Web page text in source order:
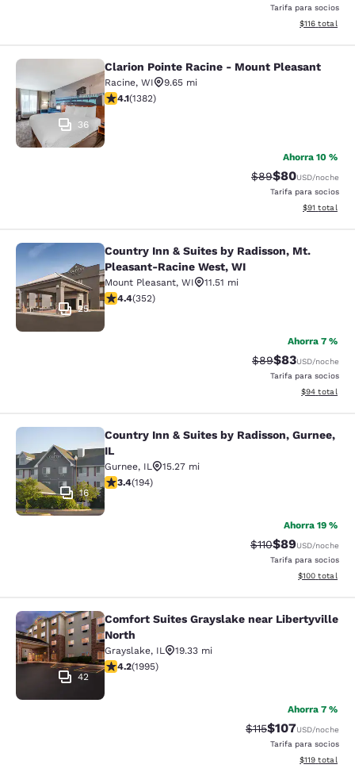
Tarifa para socios
Ver detalles
$116 total
Clarion Pointe Racine - Mount
36
Clarion Pointe Racine - Mount Pleasant
Racine, WI
9.65 mi
calificación de 4.1 estrellas. Muy bueno. 1382 reseñas
4.1(1382)
Ahorra 10 %
Precio tachado:
$89Precio con
$80USD/noche
Tarifa para socios
Ver detalles
$91 total
Country Inn & Suites by Radisson,
25
Country Inn & Suites by Radisson, Mt.
Pleasant-Racine West, WI
Mount Pleasant, WI
11.51 mi
calificación de 4.37 estrellas. Excelente. 352 reseñas
4.4(352)
Ahorra 7 %
Precio tachado:
$89Precio con
$83USD/noche
Tarifa para socios
Ver detalles
$94 total
Country Inn & Suites by Radisson,
16
Country Inn & Suites by Radisson, Gurnee,
IL
Gurnee, IL
15.27 mi
calificación de 3.36 estrellas. Bueno. 194 reseñas
3.4(194)
Ahorra 19 %
Precio tachado:
$110Precio con
$89USD/noche
Tarifa para socios
Ver detalles
$100 total
Comfort Suites Grayslake near
42
Comfort Suites Grayslake near Libertyville
North
Grayslake, IL
19.33 mi
calificación de 4.24 estrellas. Excelente. 1995 reseñas
4.2(1995)
Ahorra 7 %
Precio tachado:
$115Precio con
$107USD/noche
Tarifa para socios
Ver detalles
$119 total